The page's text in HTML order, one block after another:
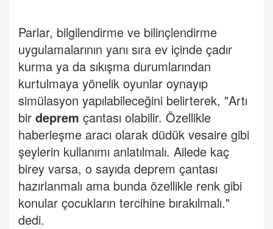
Parlar, bilgilendirme ve bilinçlendirme
uygulamalarının yanı sıra ev içinde çadır
kurma ya da sıkışma durumlarından
kurtulmaya yönelik oyunlar oynayıp
simülasyon yapılabileceğini belirterek, "Artı
bir deprem çantası olabilir. Özellikle
haberleşme aracı olarak düdük vesaire gibi
şeylerin kullanımı anlatılmalı. Ailede kaç
birey varsa, o sayıda deprem çantası
hazırlanmalı ama bunda özellikle renk gibi
konular çocukların tercihine bırakılmalı."
dedi.